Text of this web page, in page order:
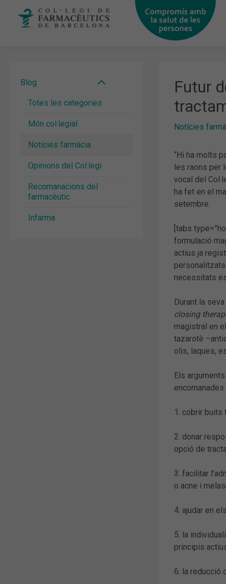
Blog
Totes les categories
Món col·legial
Notícies farmàcia
Opinions del Col·legi
Recomanacions del
farmacèutic
Infarma
Futur
Notícies
“Hi ha molts
les raons per
vocal del
ha fet en el
setembre.
[tabs
formulació
actius ja
necessitats
Durant la
closing
magistral en
tazarotè
olis, laques,
Els
1.cobrir buits
2.donar
opció de
3.facilitar
o acne i
4. ajudar en
5.la
principis
6.la reducció